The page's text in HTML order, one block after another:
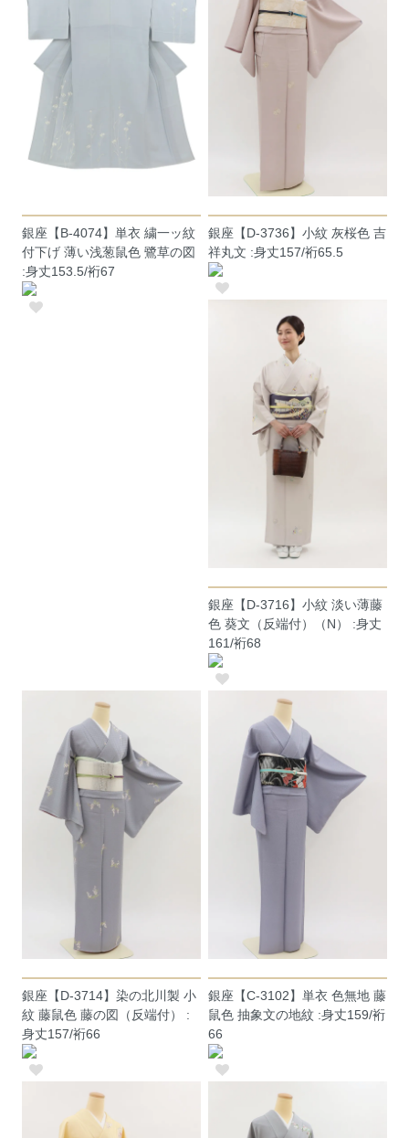
銀座【B-4074】単衣 繍一ッ紋
付下げ 薄い浅葱鼠色 鷺草の図
:身丈153.5/裄67
銀座【D-3736】小紋 灰桜色 吉
祥丸文 :身丈157/裄65.5
銀座【D-3716】小紋 淡い薄藤
色 葵文（反端付）（N） :身丈
161/裄68
銀座【D-3714】染の北川製 小
紋 藤鼠色 藤の図（反端付） :
身丈157/裄66
銀座【C-3102】単衣 色無地 藤
鼠色 抽象文の地紋 :身丈159/裄
66